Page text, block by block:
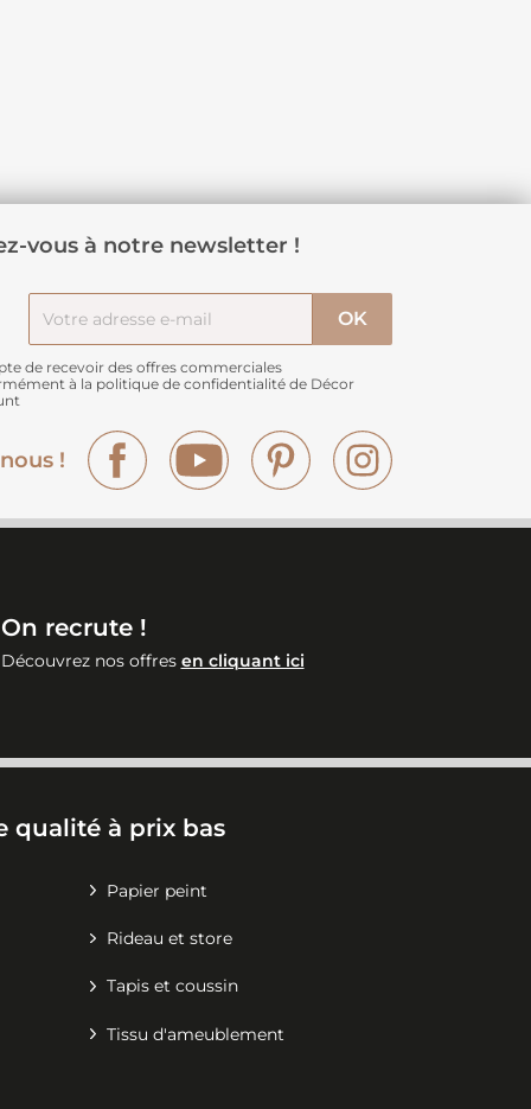
vous à notre newsletter !
de recevoir des offres commerciales
à la politique de confidentialité de Décor
!
Facebook YouTube Pinterest
On recrute !
Découvrez nos offres en cliquant ici
qualité à prix bas
Papier peint
Rideau et store
Tapis et coussin
Tissu d'ameublement